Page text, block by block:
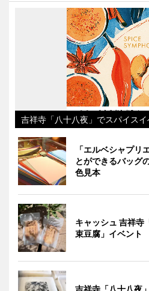
吉祥寺「八十八夜」でスパイス
「エルベシャプリ
とができるバッグ
色見本
キャッシュ 吉祥寺
束豆腐」イベント
吉祥寺「八十八夜